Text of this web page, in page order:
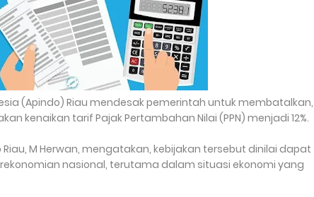
(Apindo) Riau mendesak pemerintah untuk membatalkan,
kenaikan tarif Pajak Pertambahan Nilai (PPN) menjadi 12%.
Riau, M Herwan, mengatakan, kebijakan tersebut dinilai dapat
nasional, terutama dalam situasi ekonomi yang